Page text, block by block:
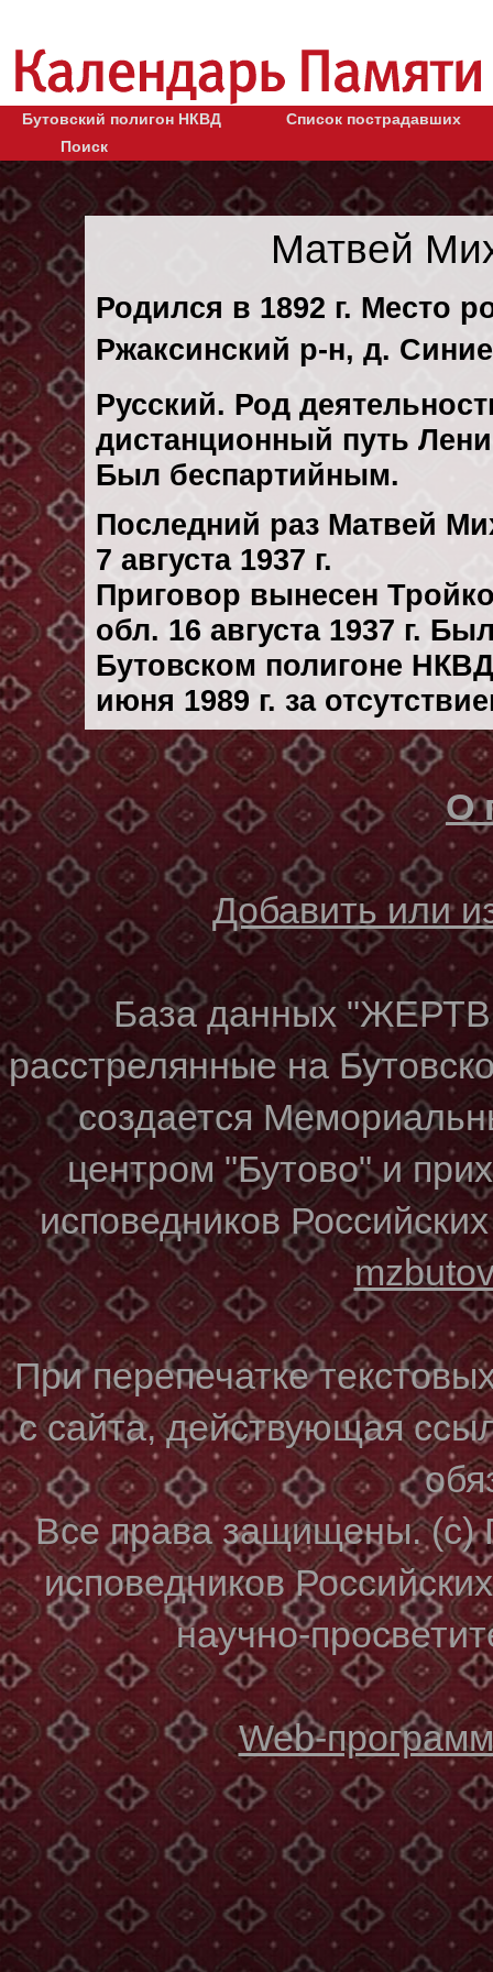
Бутовский полигон НКВД
Список пострадавших
Поиск
Матвей
Родился в 1892 г. Место
Ржаксинский р-н, д.
Русский. Род
дистанционный путь
Был беспартийным.
Последний раз Матвей
7 августа 1937 г.
Приговор вынесен
обл. 16 августа 1937 г.
Бутовском полигоне
июня 1989 г. за
О
Добавить или
База данных
расстрелянные на
создается
центром "Бутово" и
исповедников
При перепечатке
с сайта, действующая
Все права защищены. (с)
исповедников
научно-
Web-